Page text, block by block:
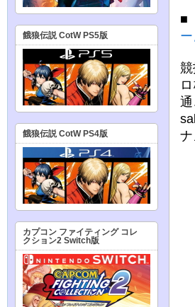
餓狼伝説 CotW PS5版
餓狼伝説 CotW PS4版
カプコン ファイティング コレ
クション2 Switch版